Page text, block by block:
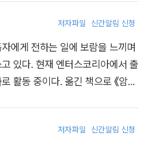
저자파일 신간알림 신청
에게 전하는 일에 보람을 느끼며
있다. 현재 엔터스코리아에서 출
활동 중이다. 옮긴 책으로 《암산
용법 기적의 99단 곱셈》《기적의
저자파일 신간알림 신청